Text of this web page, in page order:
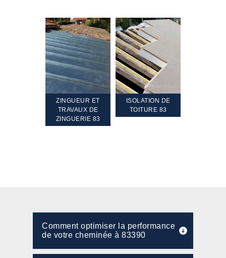
ZINGUEUR ET
TRAVAUX DE
ZINGUERIE 83
ISOLATION DE
TOITURE 83
Comment optimiser la performance
de votre cheminée à 83390